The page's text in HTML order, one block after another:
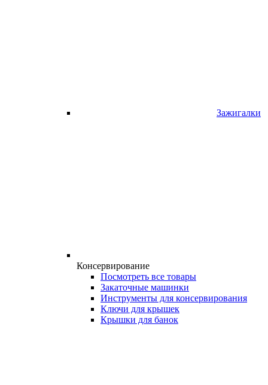
Зажигалки
Консервирование
Посмотреть все товары
Закаточные машинки
Инструменты для консервирования
Ключи для крышек
Крышки для банок